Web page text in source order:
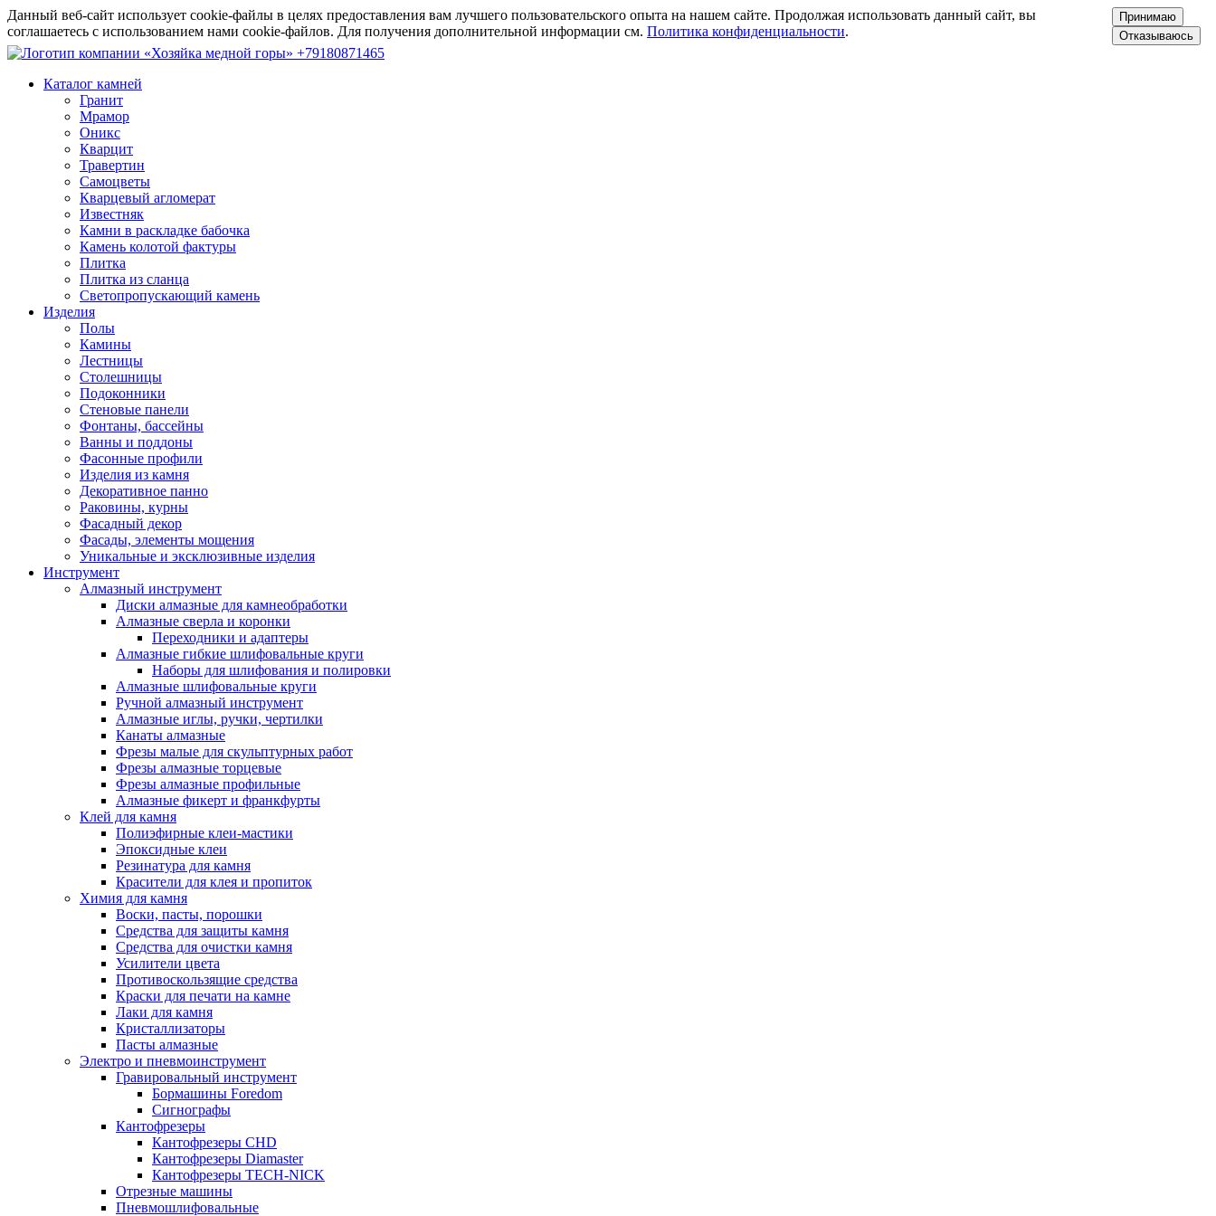
Данный веб-сайт использует cookie-файлы в целях предоставления вам лучшего пользовательского опыта на нашем сайте. Продолжая использовать данный сайт, вы
соглашаетесь с использованием нами cookie-файлов. Для получения дополнительной информации см. Политика конфиденциальности.
Принимаю
Отказываюсь
+79180871465
Каталог камней
Гранит
Мрамор
Оникс
Кварцит
Травертин
Самоцветы
Кварцевый агломерат
Известняк
Камни в раскладке бабочка
Камень колотой фактуры
Плитка
Плитка из сланца
Светопропускающий камень
Изделия
Полы
Камины
Лестницы
Столешницы
Подоконники
Стеновые панели
Фонтаны, бассейны
Ванны и поддоны
Фасонные профили
Изделия из камня
Декоративное панно
Раковины, курны
Фасадный декор
Фасады, элементы мощения
Уникальные и эксклюзивные изделия
Инструмент
Алмазный инструмент
Диски алмазные для камнеобработки
Алмазные сверла и коронки
Переходники и адаптеры
Алмазные гибкие шлифовальные круги
Наборы для шлифования и полировки
Алмазные шлифовальные круги
Ручной алмазный инструмент
Алмазные иглы, ручки, чертилки
Канаты алмазные
Фрезы малые для скульптурных работ
Фрезы алмазные торцевые
Фрезы алмазные профильные
Алмазные фикерт и франкфурты
Клей для камня
Полиэфирные клеи-мастики
Эпоксидные клеи
Резинатура для камня
Красители для клея и пропиток
Химия для камня
Воски, пасты, порошки
Средства для защиты камня
Средства для очистки камня
Усилители цвета
Противоскользящие средства
Краски для печати на камне
Лаки для камня
Кристаллизаторы
Пасты алмазные
Электро и пневмоинструмент
Гравировальный инструмент
Бормашины Foredom
Сигнографы
Кантофрезеры
Кантофрезеры CHD
Кантофрезеры Diamaster
Кантофрезеры TECH-NICK
Отрезные машины
Пневмошлифовальные